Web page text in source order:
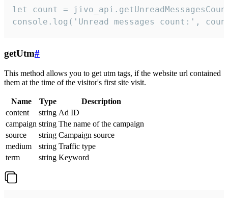
let count =
console.log('Unread messages count:',
getUtm#
This method allows you to get utm tags, if the website url contained
them at the time of the visitor's first site visit.
Name Type
Description
content
string Ad ID
campaign string The name of the campaign
source
string Campaign source
medium
string Traffic type
term
string Keyword